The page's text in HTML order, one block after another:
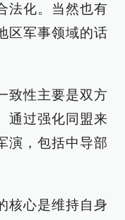
法化。当然也有
区军事领域的话
致性主要是双方
通过强化同盟来
演，包括中导部
核心是维持自身